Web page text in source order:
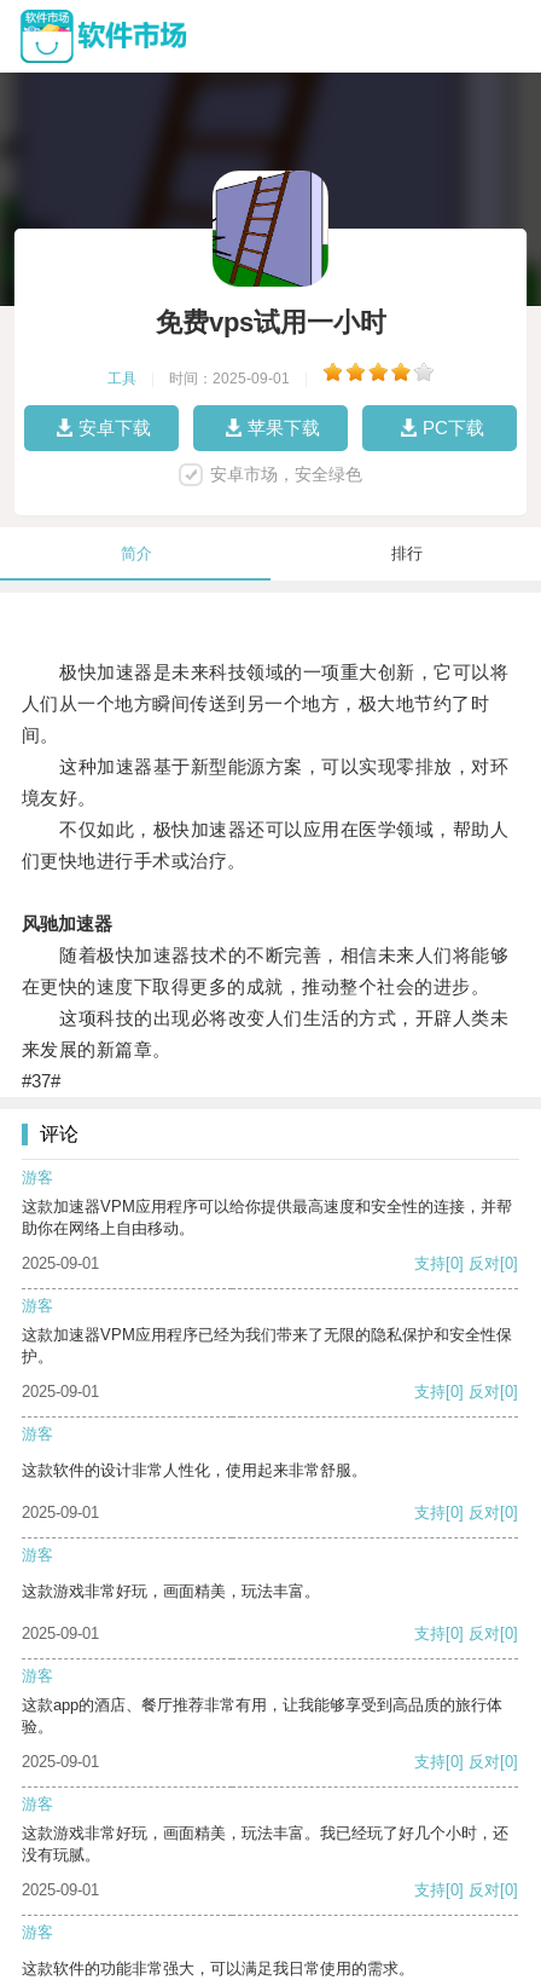
免费vps试用一小时
工具 时间：2025-09-01
安卓下载 苹果下载 PC下载
安卓市场，安全绿色
简介 排行
极快加速器是未来科技领域的一项重大创新，它可以将
人们从一个地方瞬间传送到另一个地方，极大地节约了时
间。
这种加速器基于新型能源方案，可以实现零排放，对环
境友好。
不仅如此，极快加速器还可以应用在医学领域，帮助人
们更快地进行手术或治疗。
风驰加速器
随着极快加速器技术的不断完善，相信未来人们将能够
在更快的速度下取得更多的成就，推动整个社会的进步。
这项科技的出现必将改变人们生活的方式，开辟人类未
来发展的新篇章。
#37#
评论
游客
这款加速器VPM应用程序可以给你提供最高速度和安全性的连接，并帮
助你在网络上自由移动。
2025-09-01
支持[0] 反对[0]
游客
这款加速器VPM应用程序已经为我们带来了无限的隐私保护和安全性保
护。
2025-09-01
支持[0] 反对[0]
游客
这款软件的设计非常人性化，使用起来非常舒服。
2025-09-01 支持[0] 反对[0]
游客
这款游戏非常好玩，画面精美，玩法丰富。
2025-09-01 支持[0] 反对[0]
游客
这款app的酒店、餐厅推荐非常有用，让我能够享受到高品质的旅行体
验。
2025-09-01
支持[0] 反对[0]
游客
这款游戏非常好玩，画面精美，玩法丰富。我已经玩了好几个小时，还
没有玩腻。
2025-09-01
支持[0] 反对[0]
游客
这款软件的功能非常强大，可以满足我日常使用的需求。